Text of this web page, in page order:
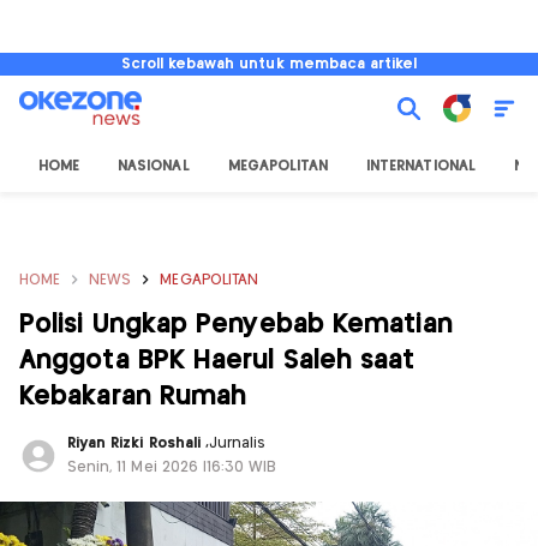
Scroll kebawah untuk membaca artikel
HOME NASIONAL MEGAPOLITAN INTERNATIONAL
HOME NEWS MEGAPOLITAN
Polisi Ungkap Penyebab Kematian
Anggota BPK Haerul Saleh saat
Kebakaran Rumah
Riyan Rizki Roshali ,Jurnalis
Senin, 11 Mei 2026 |16:30 WIB